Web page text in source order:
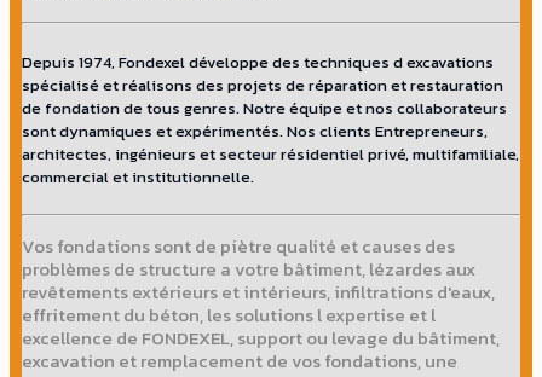
Depuis 1974, Fondexel développe des techniques d excavations
spécialisé et réalisons des projets de réparation et restauration
de fondation de tous genres. Notre équipe et nos collaborateurs
sont dynamiques et expérimentés. Nos clients Entrepreneurs,
architectes, ingénieurs et secteur résidentiel privé, multifamiliale,
commercial et institutionnelle.
Vos fondations sont de piètre qualité et causes des
problèmes de structure a votre bâtiment, lézardes aux
revêtements extérieurs et intérieurs, infiltrations d'eaux,
effritement du béton, les solutions l expertise et l
excellence de FONDEXEL, support ou levage du bâtiment,
excavation et remplacement de vos fondations, une